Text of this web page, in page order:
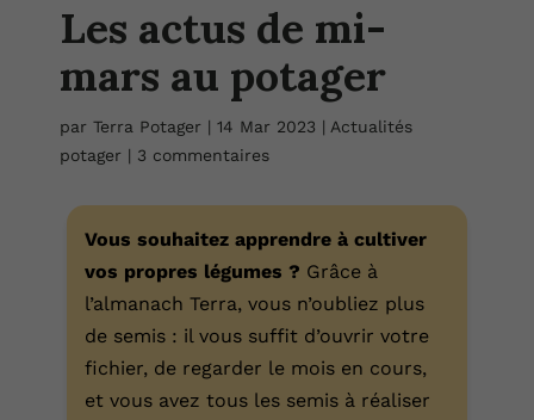
Les actus de mi-
mars au potager
parTerra Potager |14 Mar 2023 | Actualités
potager | 3 commentaires
Vous souhaitez apprendre à cultiver
vos propres légumes ? Grâce à
l’almanach Terra, vous n’oubliez plus
de semis : il vous suffit d’ouvrir votre
fichier, de regarder le mois en cours,
et vous avez tous les semis à réaliser